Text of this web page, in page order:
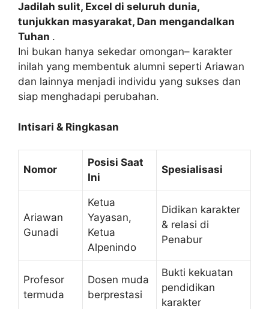
Jadilah sulit, Excel di seluruh dunia,
tunjukkan masyarakat, Dan mengandalkan
Tuhan .
Ini bukan hanya sekedar omongan– karakter
inilah yang membentuk alumni seperti Ariawan
dan lainnya menjadi individu yang sukses dan
siap menghadapi perubahan.
Intisari & Ringkasan
Nomor
Posisi Saat
Ini
Spesialisasi
Ariawan
Gunadi
Ketua
Yayasan,
Ketua
Alpenindo
Didikan karakter
& relasi di
Penabur
Profesor
termuda
Dosen muda
berprestasi
Bukti kekuatan
pendidikan
karakter